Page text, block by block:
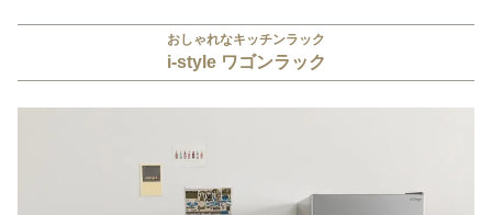
おしゃれなキッチンラック
i-style ワゴンラック